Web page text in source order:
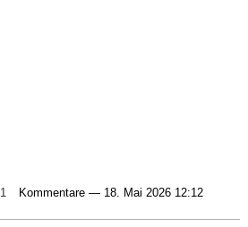
Kommentare — 18. Mai 2026 12:12